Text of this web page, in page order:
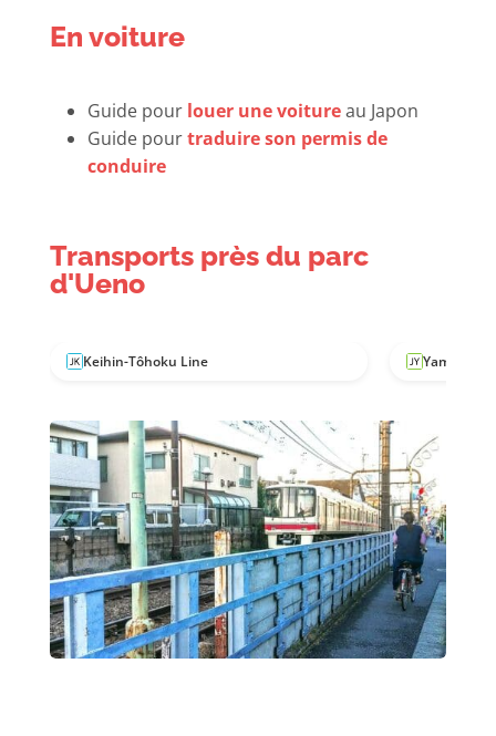
En voiture
Guide pour louer une voitureau Japon
Guide pourtraduire son permis de
conduire
Transports près du parc
d'Ueno
Keihin-Tôhoku Line Yamanote